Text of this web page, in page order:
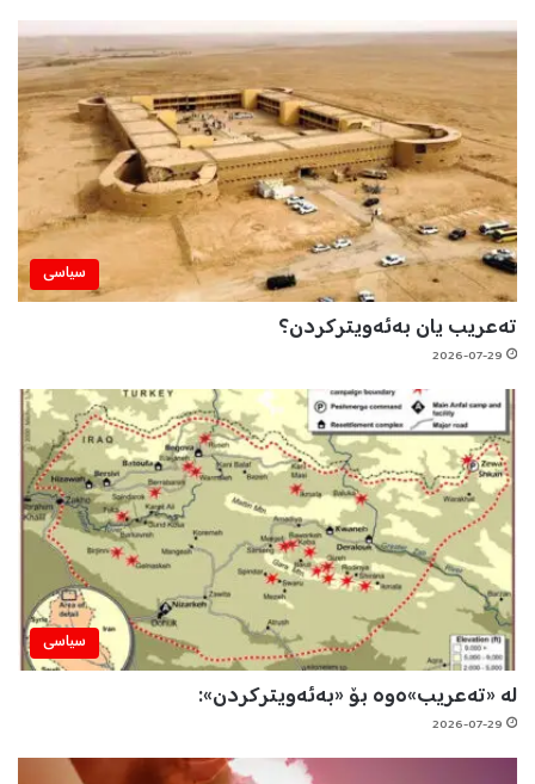
سیاسی
تەعریب یان بەئەویترکردن؟
2026-07-29
سیاسی
لە «تەعریب»ەوە بۆ «بەئەویترکردن»:
2026-07-29